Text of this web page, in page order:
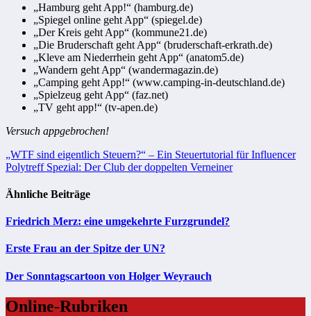
„Hamburg geht App!“ (hamburg.de)
„Spiegel online geht App“ (spiegel.de)
„Der Kreis geht App“ (kommune21.de)
„Die Bruderschaft geht App“ (bruderschaft-erkrath.de)
„Kleve am Niederrhein geht App“ (anatom5.de)
„Wandern geht App“ (wandermagazin.de)
„Camping geht App!“ (www.camping-in-deutschland.de)
„Spielzeug geht App“ (faz.net)
„TV geht app!“ (tv-apen.de)
Versuch appgebrochen!
Beitragsnavigation
„WTF sind eigentlich Steuern?“ – Ein Steuertutorial für Influencer
Polytreff Spezial: Der Club der doppelten Verneiner
Ähnliche Beiträge
Friedrich Merz: eine umgekehrte Furzgrundel?
Erste Frau an der Spitze der UN?
Der Sonntagscartoon von Holger Weyrauch
Online-Rubriken